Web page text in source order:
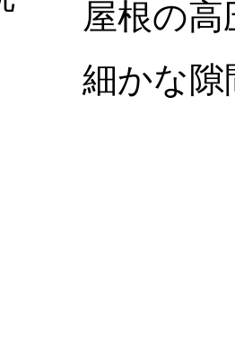
屋根の
細かな隙